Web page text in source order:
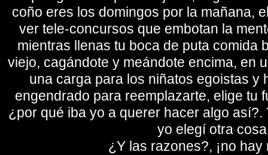
coño eres los domingos por la mañana,
ver tele-concursos que embotan la
mientras llenas tu boca de puta comida
viejo, cagándote y meándote encima, en
una carga para los niñatos egoistas y
engendrado para reemplazarte, elige tu
¿por qué iba yo a querer hacer algo así?.
yo elegí otra
¿Y las razones?, ¡no hay